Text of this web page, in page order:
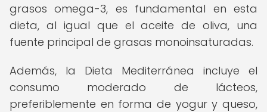
grasos omega-3, es fundamental en esta
dieta, al igual que el aceite de oliva, una
fuente principal de grasas monoinsaturadas.
Además, la Dieta Mediterránea incluye el
consumo moderado de lácteos,
preferiblemente en forma de yogur y queso,